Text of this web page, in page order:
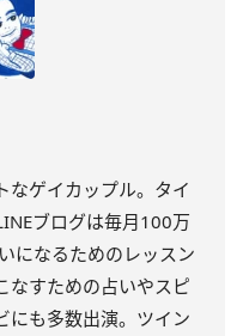
なゲイカップル。タイ
ブログは毎月100万
になるためのレッスン
なすための占いやスピ
にも多数出演。ツイン